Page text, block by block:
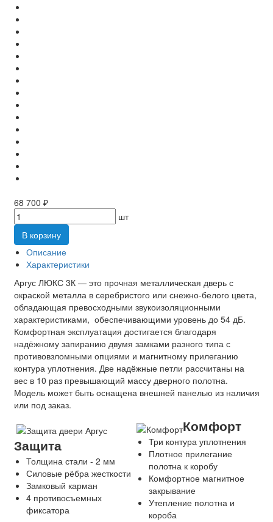
68 700 ₽
шт
В корзину
Описание
Характеристики
Аргус ЛЮКС 3К — это прочная металлическая дверь с
окраской металла в серебристого или снежно-белого цвета,
обладающая превосходными звукоизоляционными
характеристиками, обеспечивающими уровень до 54 дБ.
Комфортная эксплуатация достигается благодаря
надёжному запиранию двумя замками разного типа с
противовзломными опциями и магнитному прилеганию
контура уплотнения. Две надёжные петли рассчитаны на
вес в 10 раз превышающий массу дверного полотна.
Модель может быть оснащена внешней панелью из наличия
или под заказ.
Защита
Толщина стали - 2 мм
Силовые рёбра жесткости
Замковый карман
4 противосъемных
фиксатора
Комфорт
Три контура уплотнения
Плотное прилегание
полотна к коробу
Комфортное магнитное
закрывание
Утепление полотна и
короба